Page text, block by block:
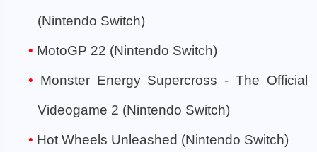
(Nintendo Switch)
MotoGP 22 (Nintendo Switch)
Monster Energy Supercross - The Official
Videogame 2 (Nintendo Switch)
Hot Wheels Unleashed (Nintendo Switch)